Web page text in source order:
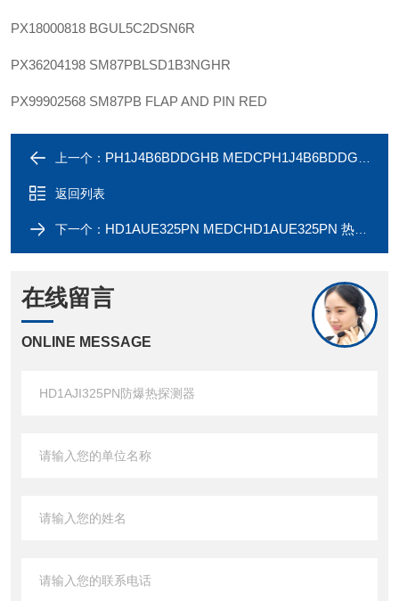
PX18000818 BGUL5C2DSN6R
PX36204198 SM87PBLSD1B3NGHR
PX99902568 SM87PB FLAP AND PIN RED
上一个： PH1J4B6BDDGHB MEDCPH1J4B6BDDGHB防爆报警按钮
返回列表
下一个： HD1AUE325PN MEDCHD1AUE325PN 热探测器
在线留言
ONLINE MESSAGE